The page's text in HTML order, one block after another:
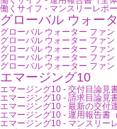
働くサイフ - マンスリーレポ
グローバル ウォー
グローバル ウォーター ファ
グローバル ウォーター ファ
グローバル ウォーター ファ
グローバル ウォーター ファ
グローバル ウォーター ファ
エマージング10
エマージング10 - 交付目論見
エマージング10 - 請求目論見
エマージング10 - 最新の交付
エマージング10 - 運用報告書
エマージング10 - マンスリー